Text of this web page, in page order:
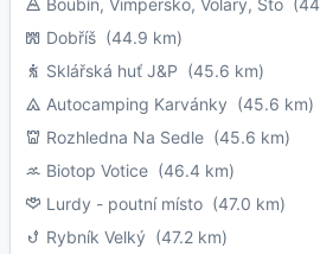
Dobříš (44.9 km)
Sklářská huť J&P (45.6 km)
Autocamping Karvánky (45.6 km)
Rozhledna Na Sedle (45.6 km)
Biotop Votice (46.4 km)
Lurdy - poutní místo (47.0 km)
Rybník Velký (47.2 km)